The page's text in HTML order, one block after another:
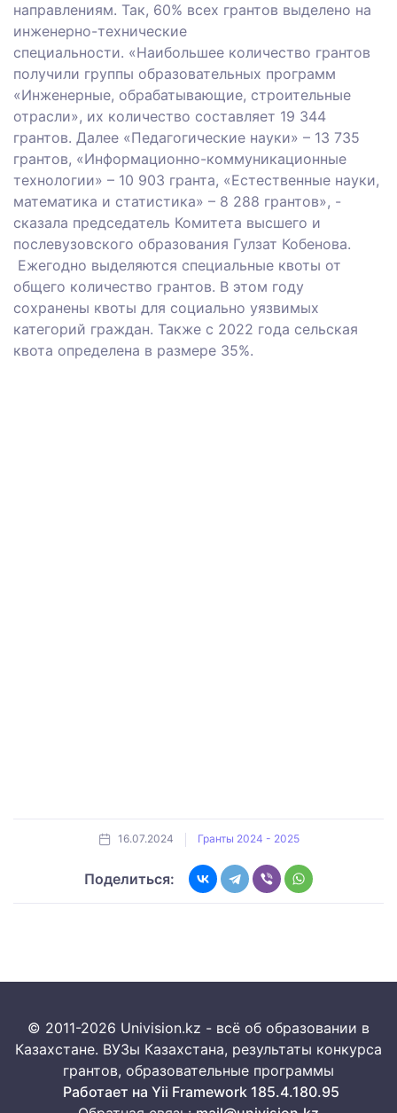
направлениям. Так, 60% всех грантов выделено на
инженерно-технические
специальности. «Наибольшее количество грантов
получили группы образовательных программ
«Инженерные, обрабатывающие, строительные
отрасли», их количество составляет 19 344
грантов. Далее «Педагогические науки» – 13 735
грантов, «Информационно-коммуникационные
технологии» – 10 903 гранта, «Естественные науки,
математика и статистика» – 8 288 грантов», -
сказала председатель Комитета высшего и
послевузовского образования Гулзат Кобенова.
Ежегодно выделяются специальные квоты от
общего количество грантов. В этом году
сохранены квоты для социально уязвимых
категорий граждан. Также с 2022 года сельская
квота определена в размере 35%.
16.07.2024 Гранты 2024 - 2025
Поделиться:
© 2011-2026 Univision.kz - всё об образовании в
Казахстане. ВУЗы Казахстана, результаты конкурса
грантов, образовательные программы
Работает на Yii Framework 185.4.180.95